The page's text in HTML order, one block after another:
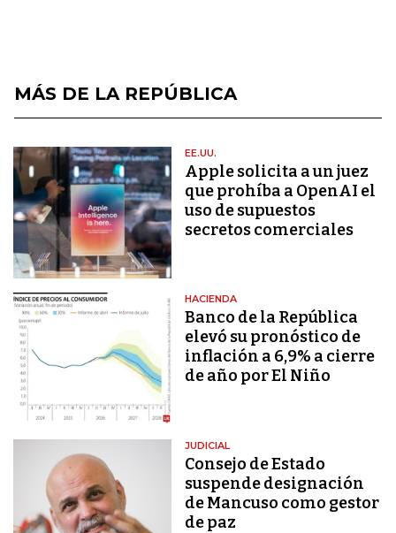
MÁS DE LA REPÚBLICA
EE.UU.
Apple solicita a un juez
que prohíba a OpenAI el
uso de supuestos
secretos comerciales
HACIENDA
Banco de la República
elevó su pronóstico de
inflación a 6,9% a cierre
de año por El Niño
JUDICIAL
Consejo de Estado
suspende designación
de Mancuso como gestor
de paz